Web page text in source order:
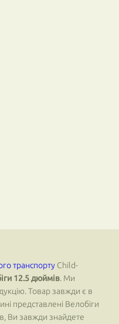
транспорту Child-
12.5 дюймів. Ми
Товар завжди є в
представлені Велобіги
Ви завжди знайдете